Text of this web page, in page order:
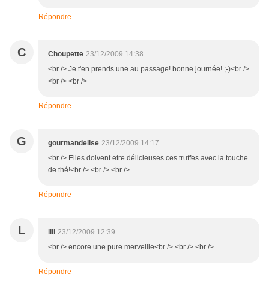
Répondre
C Choupette 23/12/2009 14:38
<br /> Je t'en prends une au passage! bonne journée! ;-)<br />
<br /> <br />
Répondre
G gourmandelise 23/12/2009 14:17
<br /> Elles doivent etre délicieuses ces truffes avec la touche
de thé!<br /> <br /> <br />
Répondre
L lili 23/12/2009 12:39
<br /> encore une pure merveille<br /> <br /> <br />
Répondre